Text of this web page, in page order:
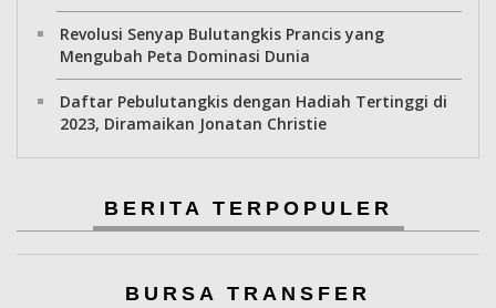
Revolusi Senyap Bulutangkis Prancis yang
Mengubah Peta Dominasi Dunia
Daftar Pebulutangkis dengan Hadiah Tertinggi di
2023, Diramaikan Jonatan Christie
BERITA TERPOPULER
BURSA TRANSFER